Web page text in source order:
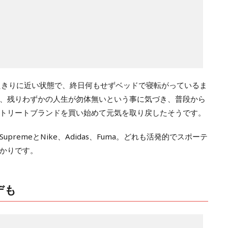
りに近い状態で、終日何もせずベッドで寝転がっているま
残りわずかの人生が勿体無いという事に気づき、普段から
リートブランドを買い始めて元気を取り戻したそうです。
とNike、Adidas、Fuma。どれも活発的でスポーテ
りです。
も